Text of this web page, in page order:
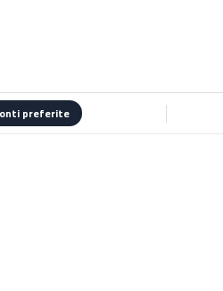
preferite